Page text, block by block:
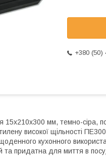
+380 (50)
15x210x300 мм, темно-сіра,
високої щільності
щоденного кухонного
та придатна для миття в